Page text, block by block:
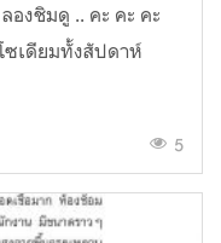
องชิมดู .. คะ คะ คะ
ซเดียมทั้งสัปดาห์
5